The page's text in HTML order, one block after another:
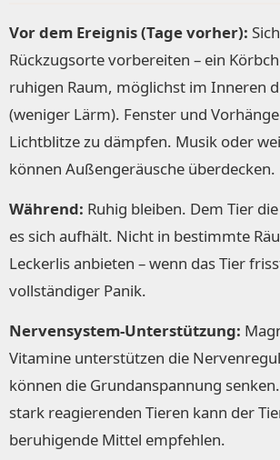
Vor dem Ereignis (Tage vorher):
Rückzugsorte vorbereiten – ein
ruhigen Raum, möglichst im Inneren
(weniger Lärm). Fenster und
Lichtblitze zu dämpfen. Musik oder
können Außengeräusche überdecken.
Während: Ruhig bleiben. Dem Tier
es sich aufhält. Nicht in bestimmte
Leckerlis anbieten – wenn das Tier
vollständiger Panik.
Nervensystem-Unterstützung:
Vitamine unterstützen die
können die Grundanspannung
stark reagierenden Tieren kann der
beruhigende Mittel empfehlen.